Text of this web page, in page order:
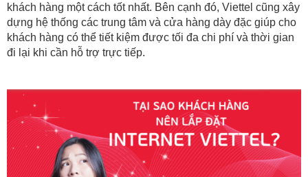
khách hàng một cách tốt nhất. Bên cạnh đó, Viettel cũng xây
dựng hệ thống các trung tâm và cửa hàng dày đặc giúp cho
khách hàng có thể tiết kiệm được tối đa chi phí và thời gian
đi lại khi cần hỗ trợ trực tiếp.